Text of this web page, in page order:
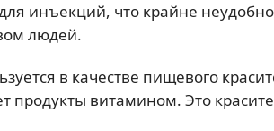
инъекций, что крайне
людей.
в качестве пищевого
продукты витамином. Это